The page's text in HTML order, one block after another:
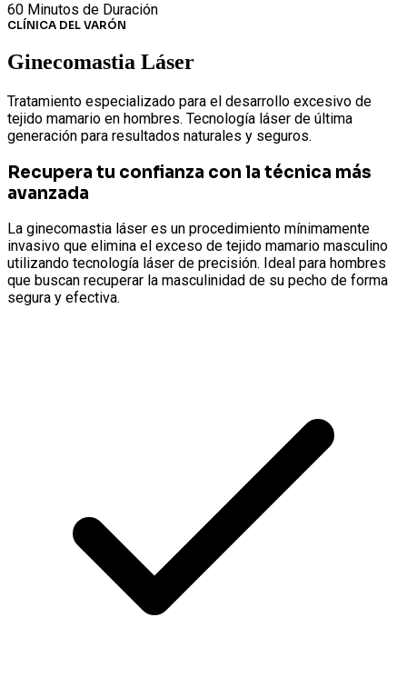
60 Minutos de Duración
CLÍNICA DEL VARÓN
Ginecomastia Láser
Tratamiento especializado para el desarrollo excesivo de
tejido mamario en hombres. Tecnología láser de última
generación para resultados naturales y seguros.
Recupera tu confianza con la técnica más
avanzada
La ginecomastia láser es un procedimiento mínimamente
invasivo que elimina el exceso de tejido mamario masculino
utilizando tecnología láser de precisión. Ideal para hombres
que buscan recuperar la masculinidad de su pecho de forma
segura y efectiva.